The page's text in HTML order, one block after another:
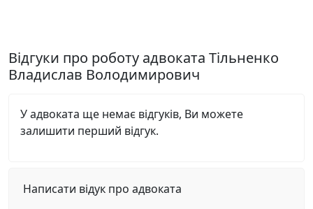
Відгуки про роботу адвоката Тільненко
Владислав Володимирович
У адвоката ще немає відгуків, Ви можете
залишити перший відгук.
Написати відук про адвоката